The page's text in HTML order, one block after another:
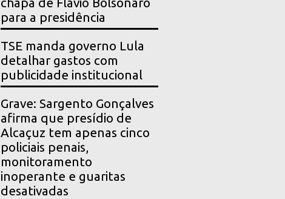
chapa de Flávio Bolsonaro
para a presidência
TSE manda governo Lula
detalhar gastos com
publicidade institucional
Grave: Sargento Gonçalves
afirma que presídio de
Alcaçuz tem apenas cinco
policiais penais,
monitoramento
inoperante e guaritas
desativadas